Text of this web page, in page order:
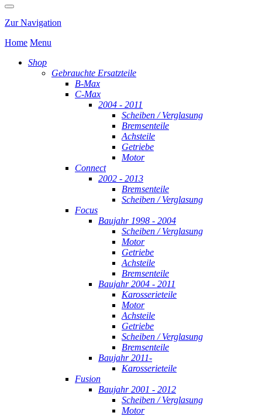
Zur Navigation
Home Menu
Shop
Gebrauchte Ersatzteile
B-Max
C-Max
2004 - 2011
Scheiben / Verglasung
Bremsenteile
Achsteile
Getriebe
Motor
Connect
2002 - 2013
Bremsenteile
Scheiben / Verglasung
Focus
Baujahr 1998 - 2004
Scheiben / Verglasung
Motor
Getriebe
Achsteile
Bremsenteile
Baujahr 2004 - 2011
Karosserieteile
Motor
Achsteile
Getriebe
Scheiben / Verglasung
Bremsenteile
Baujahr 2011-
Karosserieteile
Fusion
Baujahr 2001 - 2012
Scheiben / Verglasung
Motor